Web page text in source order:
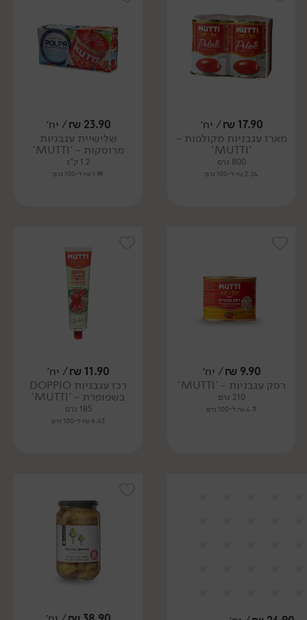
17.90
₪/ יח׳
מארז עגבניות מקולפות -
'MUTTI'
800 גרם
2.24 ₪ ל-100 גרם
23.90
₪/ יח׳
שלישיית עגבניות
מרוסקות - 'MUTTI'
1.2 ק"ג
1.99 ₪ ל-100 גרם
9.90
₪/ יח׳
רסק עגבניות - 'MUTTI'
210 גרם
4.71 ₪ ל-100 גרם
11.90
₪/ יח׳
רכז עגבניות DOPPIO
בשפופרת - 'MUTTI'
185 גרם
6.43 ₪ ל-100 גרם